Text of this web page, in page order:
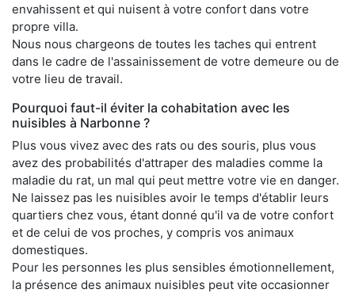
envahissent et qui nuisent à votre confort dans votre
propre villa.
Nous nous chargeons de toutes les taches qui entrent
dans le cadre de l'assainissement de votre demeure ou de
votre lieu de travail.
Pourquoi faut-il éviter la cohabitation avec les
nuisibles à Narbonne ?
Plus vous vivez avec des rats ou des souris, plus vous
avez des probabilités d'attraper des maladies comme la
maladie du rat, un mal qui peut mettre votre vie en danger.
Ne laissez pas les nuisibles avoir le temps d'établir leurs
quartiers chez vous, étant donné qu'il va de votre confort
et de celui de vos proches, y compris vos animaux
domestiques.
Pour les personnes les plus sensibles émotionnellement,
la présence des animaux nuisibles peut vite occasionner